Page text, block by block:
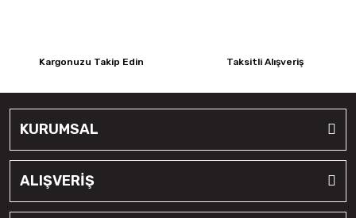
Kargonuzu Takip Edin Taksitli Alışveriş
KURUMSAL
ALIŞVERİŞ